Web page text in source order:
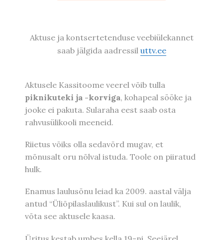
Aktuse ja kontsertetenduse veebiülekannet
saab jälgida aadressil uttv.ee
Aktusele Kassitoome veerel võib tulla
piknikuteki ja -korviga, kohapeal sööke ja
jooke ei pakuta. Sularaha eest saab osta
rahvusülikooli meeneid.
Riietus võiks olla sedavõrd mugav, et
mõnusalt oru nõlval istuda. Toole on piiratud
hulk.
Enamus laulusõnu leiad ka 2009. aastal välja
antud “Üliõpilaslaulikust”. Kui sul on laulik,
võta see aktusele kaasa.